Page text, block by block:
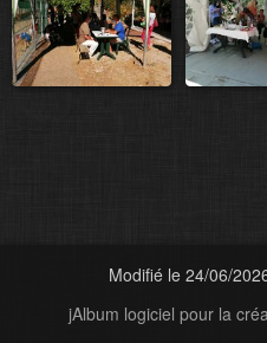
Modifié le24/06/
jAlbum logiciel pour la